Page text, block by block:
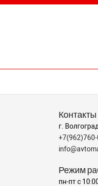
Контакты
г.
Режим
пн-пт с